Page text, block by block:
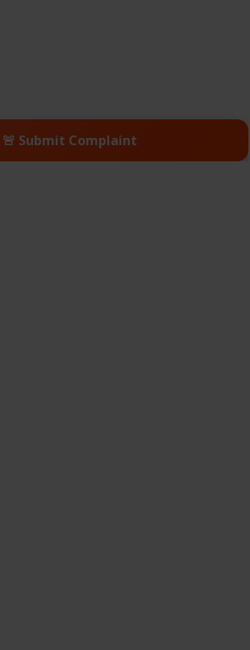
🚨 Submit Complaint